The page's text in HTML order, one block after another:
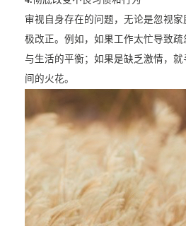
审视自身存在的问题，无论是忽视
极改正。例如，如果工作太忙导致
与生活的平衡；如果是缺乏激情，
间的火花。